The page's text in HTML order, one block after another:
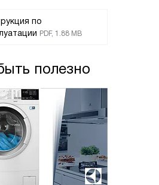
по
PDF, 1.88 MB
полезно